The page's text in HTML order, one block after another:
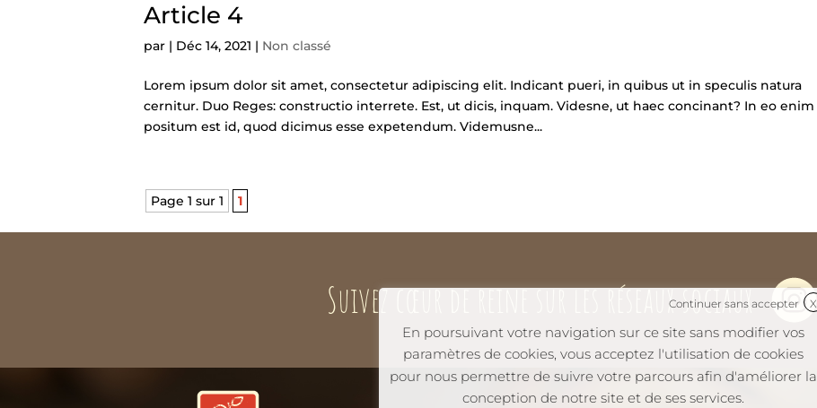
Article 4
par | Déc 14, 2021 | Non classé
Lorem ipsum dolor sit amet, consectetur adipiscing elit. Indicant pueri, in quibus ut in speculis natura
cernitur. Duo Reges: constructio interrete. Est, ut dicis, inquam. Videsne, ut haec concinant? In eo enim
positum est id, quod dicimus esse expetendum. Videmusne...
Page 1 sur 1 1
Suivez cœur de reine sur les réseaux sociaux
Continuer sans accepter
En poursuivant votre navigation sur ce site sans modifier vos
paramètres de cookies, vous acceptez l'utilisation de cookies
pour nous permettre de suivre votre parcours afin d'améliorer la
conception de notre site et de ses services.